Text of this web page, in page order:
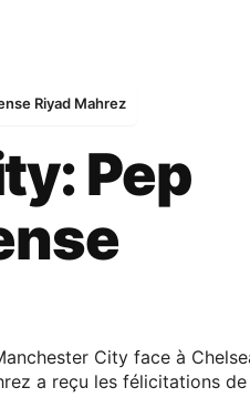
Riyad Mahrez
Pep
City face à
a reçu les félicitations de